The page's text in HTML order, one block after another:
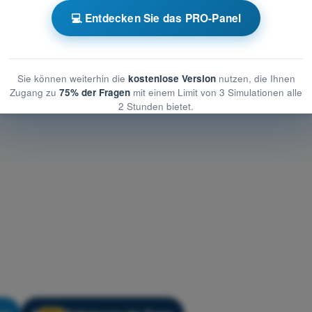
Übungsquiz Drohnenführerschein A1/A3 - Luftrecht
💻 Entdecken Sie das PRO-Panel
Sie können weiterhin die kostenlose Versionnutzen, die Ihnen
Zugang zu 75% der Fragen mit einem Limit von 3 Simulationen alle
2 Stunden bietet.